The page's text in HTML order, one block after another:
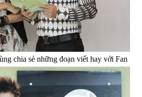
chia sẻ những đoạn viết hay với Fan